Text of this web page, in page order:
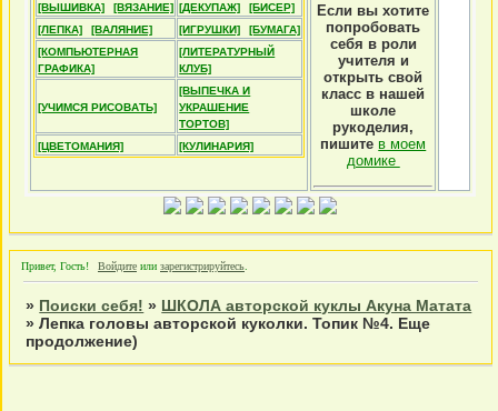
[ВЫШИВКА] [ВЯЗАНИЕ] [ДЕКУПАЖ]
[БИСЕР]
[ЛЕПКА]
[ВАЛЯНИЕ] [ИГРУШКИ]
[БУМАГА]
[КОМПЬЮТЕРНАЯ
ГРАФИКА]
[ЛИТЕРАТУРНЫЙ
КЛУБ]
[УЧИМСЯ РИСОВАТЬ]
[ВЫПЕЧКА И
УКРАШЕНИЕ
ТОРТОВ]
[ЦВЕТОМАНИЯ]
[КУЛИНАРИЯ]
Если вы хотите
попробовать
себя в роли
учителя и
открыть свой
класс в нашей
школе
рукоделия,
пишите в моем
домике
Привет, Гость! Войдите или зарегистрируйтесь
» Поиски себя! » ШКОЛА авторской куклы Акуна Матата
»Лепка головы авторской куколки. Топик №4. Еще
продолжение)